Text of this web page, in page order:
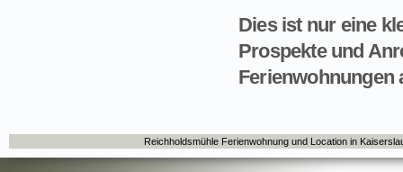
Dies ist nur eine
Prospekte und
Ferienwohnungen
Reichholdsmühle Ferienwohnung und Location in